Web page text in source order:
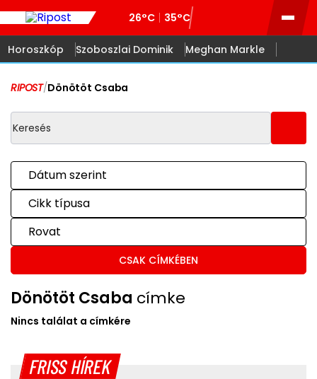
26°C 35°C
Horoszkóp Szoboszlai Dominik Meghan Markle
RIPOST/Dönötöt Csaba
Dátum szerint
Cikk típusa
Rovat
CSAK CÍMKÉBEN
Dönötöt Csaba címke
Nincs találat a címkére
FRISS HÍREK